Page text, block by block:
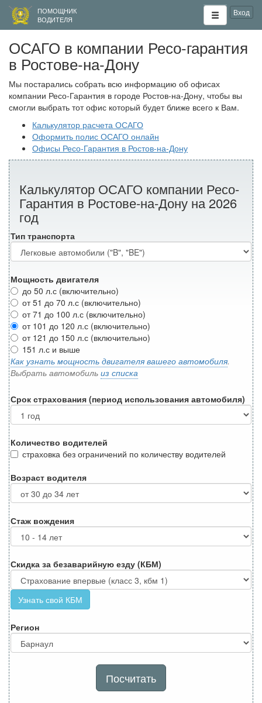
ПОМОЩНИК
ВОДИТЕЛЯ
Вход
ОСАГО в компании Ресо-гарантия
в Ростове-на-Дону
Мы постарались собрать всю информацию об офисах
компании Ресо-Гарантия в городе Ростов-на-Дону, чтобы вы
смогли выбрать тот офис который будет ближе всего к Вам.
Калькулятор расчета ОСАГО
Оформить полис ОСАГО онлайн
Офисы Ресо-Гарантия в Ростов-на-Дону
Калькулятор ОСАГО компании Ресо-
Гарантия в Ростове-на-Дону на 2026
год
Тип транспорта
Мощность двигателя
до 50 л.с (включительно)
от 51 до 70 л.с (включительно)
от 71 до 100 л.с (включительно)
от 101 до 120 л.с (включительно)
от 121 до 150 л.с (включительно)
151 л.с и выше
Как узнать мощность двигателя вашего автомобиля.
Выбрать автомобиль из списка
Срок страхования (период использования автомобиля)
Количество водителей
страховка без ограничений по количеству водителей
Возраст водителя
Стаж вождения
Скидка за безаварийную езду (КБМ)
Узнать свой КБМ
Регион
Посчитать